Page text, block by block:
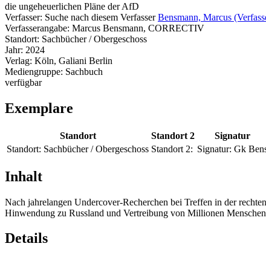
die ungeheuerlichen Pläne der AfD
Verfasser: Suche nach diesem Verfasser Bensmann, Marcus
Verfasserangabe: Marcus Bensmann, CORRECTIV
Standort: Sachbücher / Obergeschoss
Jahr: 2024
Verlag: Köln, Galiani Berlin
Mediengruppe: Sachbuch
verfügbar
Exemplare
Standort Standort 2 Signatur
Standort: Sachbücher / Obergeschoss Standort 2: Signatur: Gk
Inhalt
Nach jahrelangen Undercover-Recherchen bei Treffen in der
Hinwendung zu Russland und Vertreibung von Millionen
Details